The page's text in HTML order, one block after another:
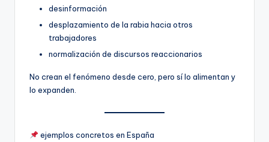
desinformación
desplazamiento de la rabia hacia otros
trabajadores
normalización de discursos reaccionarios
No crean el fenómeno desde cero, pero sí lo alimentan y
lo expanden.
ejemplos concretos en España